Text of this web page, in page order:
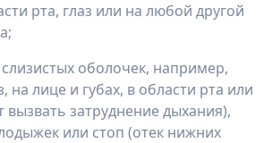
рта, глаз или на любой другой
оболочек, например,
на лице и губах, в области рта или
вызвать затруднение дыхания),
или стоп (отек нижних